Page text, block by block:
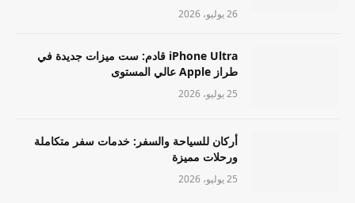
26 يوليو، 2026
iPhone Ultra قادم: ست ميزات جديدة في
طراز Apple عالي المستوى
25 يوليو، 2026
أركان للسياحة والسفر: خدمات سفر متكاملة
ورحلات مميزة
25 يوليو، 2026